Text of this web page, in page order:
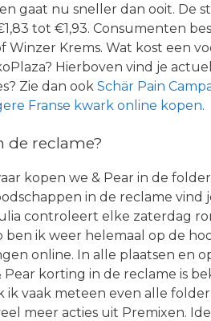
gaat nu sneller dan ooit. De
tot €1,93. Consumenten
Winzer Krems. Wat kost een
Hierboven vind je
Zie dan ook Schär Pain
Franse kwark online kopen.
de reclame?
kopen we & Pear in de
in de reclame vind
controleert elke zaterdag
ik weer helemaal op de
online. In alle plaatsen en
korting in de reclame is
ik vaak meteen even alle
meer acties uit Premixen.